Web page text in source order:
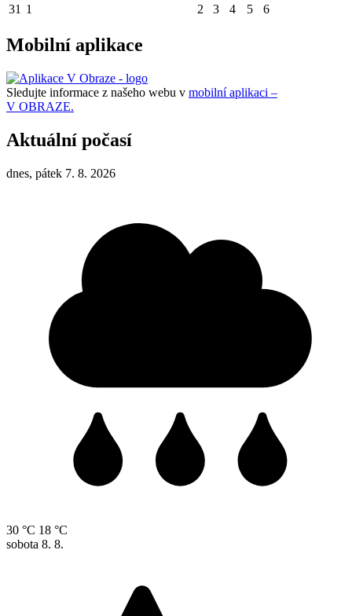
31 1 2 3 4 5 6
Mobilní aplikace
Sledujte informace z našeho webu v mobilní aplikaci –
V OBRAZE.
Aktuální počasí
dnes, pátek 7. 8. 2026
30 °C 18 °C
sobota 8. 8.